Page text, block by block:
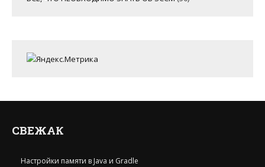
СВЕЖАК
Настройки памяти в Java и Gradle